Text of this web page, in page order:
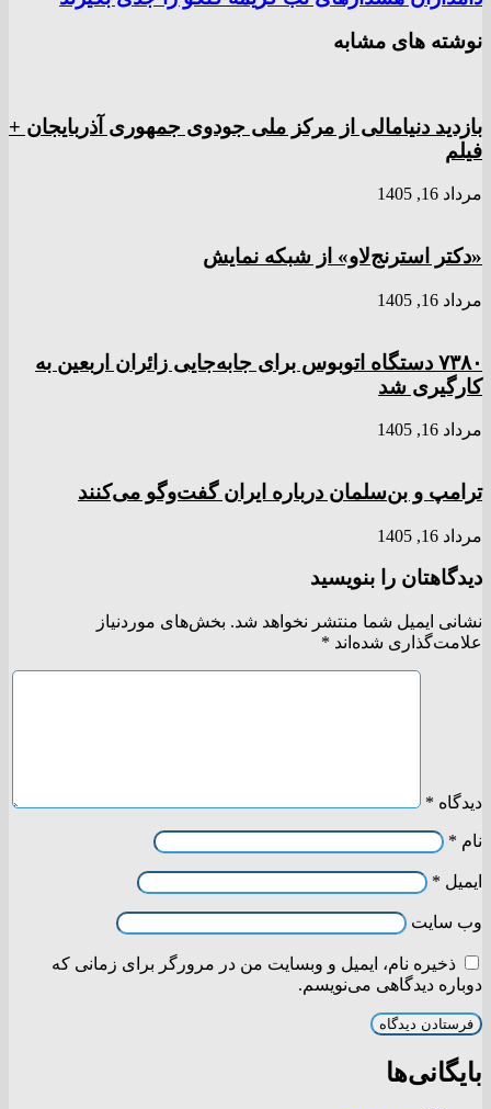
نوشته های مشابه
بازدید دنیامالی از مرکز ملی جودوی جمهوری آذربایجان +
فیلم
مرداد 16, 1405
«دکتر استرنج‌لاو» از شبکه نمایش
مرداد 16, 1405
۷۳۸۰ دستگاه اتوبوس برای جابه‌جایی زائران اربعین به
کارگیری شد
مرداد 16, 1405
ترامپ و بن‌سلمان درباره ایران گفت‌و‌گو می‌کنند
مرداد 16, 1405
دیدگاهتان را بنویسید
نشانی ایمیل شما منتشر نخواهد شد. بخش‌های موردنیاز
علامت‌گذاری شده‌اند *
دیدگاه *
نام *
ایمیل *
وب‌ سایت
ذخیره نام، ایمیل و وبسایت من در مرورگر برای زمانی که
دوباره دیدگاهی می‌نویسم.
بایگانی‌ها